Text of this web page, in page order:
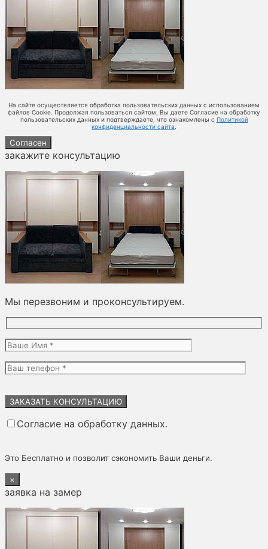
На сайте осуществляется обработка пользовательских данных с использованием
файлов Cookie. Продолжая пользоваться сайтом, Вы даете Согласие на обработку
пользовательских данных и подтверждаете, что ознакомлены с Политикой
конфиденциальности сайта
Согласен
закажите консультацию
Мы перезвоним и проконсультируем.
это
пустым.
Согласие на обработку данных.
Это Бесплатно и позволит сэкономить Ваши деньги.
×
заявка на замер